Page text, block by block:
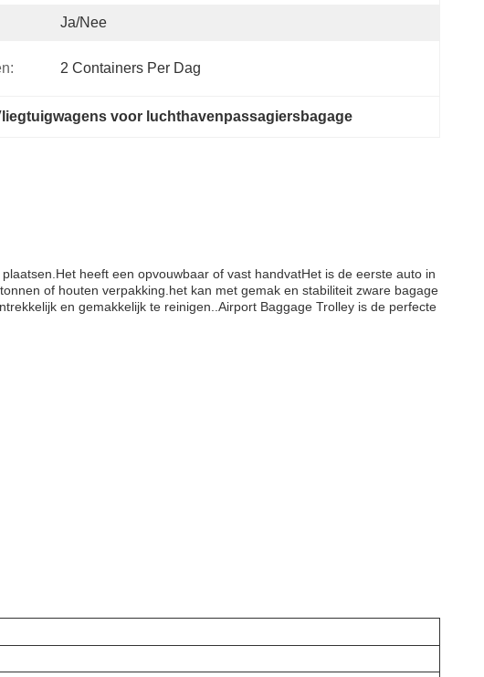
Ja/Nee
2 Containers Per Dag
voor luchthavenpassagiersbagage
heeft een opvouwbaar of vast handvatHet is de eerste auto in
of houten verpakking.het kan met gemak en stabiliteit zware bagage
en gemakkelijk te reinigen..Airport Baggage Trolley is de perfecte